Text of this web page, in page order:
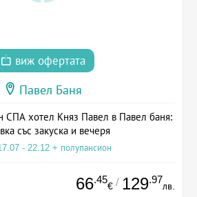
виж офертата
Павел Баня
СПА хотел Княз Павел в Павел баня:
със закуска и вечеря
- 22.12 + полупансион
66.45
€ / 129.97
лв.